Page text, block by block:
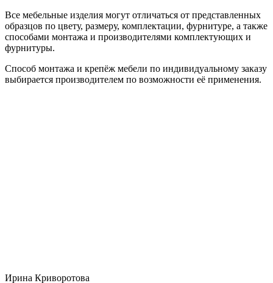
Все мебельные изделия могут отличаться от представленных
образцов по цвету, размеру, комплектации, фурнитуре, а также
способами монтажа и производителями комплектующих и
фурнитуры.
Способ монтажа и крепёж мебели по индивидуальному заказу
выбирается производителем по возможности её применения.
Ирина Криворотова